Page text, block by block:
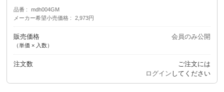
品番
mdh004GM
メーカー希望小売価格
2,973円
販売価格
（単価 × 入数）
会員のみ公開
注文数
ご注文には
ログイン してください